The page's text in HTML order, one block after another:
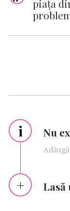
piaţa
i Nu
Lasă